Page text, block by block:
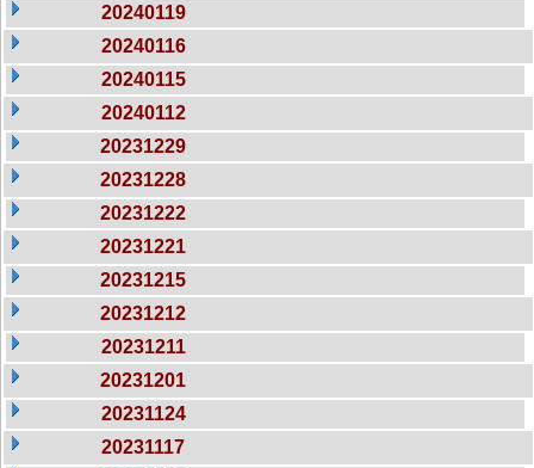
20240119
20240116
20240115
20240112
20231229
20231228
20231222
20231221
20231215
20231212
20231211
20231201
20231124
20231117